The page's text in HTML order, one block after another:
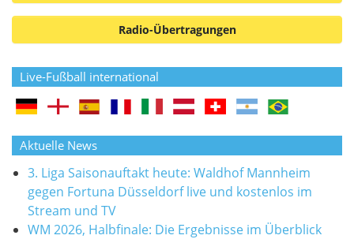
Radio-Übertragungen
Live-Fußball international
Aktuelle News
3. Liga Saisonauftakt heute: Waldhof Mannheim
gegen Fortuna Düsseldorf live und kostenlos im
Stream und TV
WM 2026, Halbfinale: Die Ergebnisse im Überblick